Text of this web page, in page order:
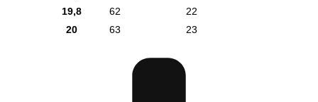
19,8
62
22
20
63 23